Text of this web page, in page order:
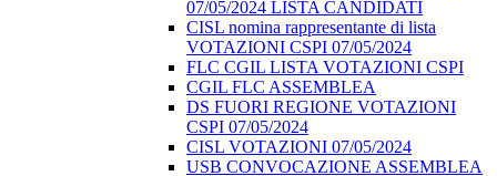
07/05/2024 LISTA CANDIDATI
CISL nomina rappresentante di lista
VOTAZIONI CSPI 07/05/2024
FLC CGIL LISTA VOTAZIONI CSPI
CGIL FLC ASSEMBLEA
DS FUORI REGIONE VOTAZIONI
CSPI 07/05/2024
CISL VOTAZIONI 07/05/2024
USB CONVOCAZIONE ASSEMBLEA